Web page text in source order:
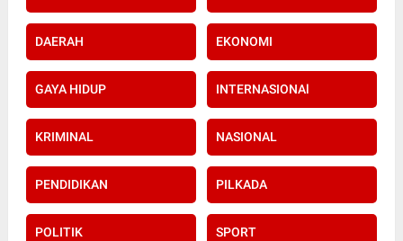
DAERAH EKONOMI
GAYA HIDUP INTERNASIONAl
KRIMINAL NASIONAL
PENDIDIKAN PILKADA
POLITIK SPORT